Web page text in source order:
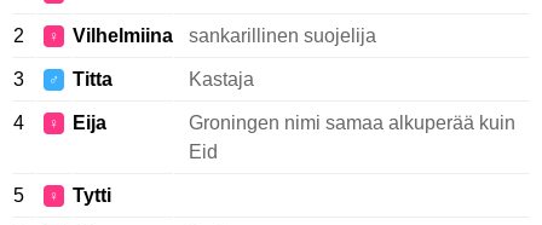
2 ♀ Vilhelmiina sankarillinen suojelija
3 ♂ Titta Kastaja
4 ♀ Eija
Groningen nimi samaa alkuperää kuin
Eid
5 ♀ Tytti